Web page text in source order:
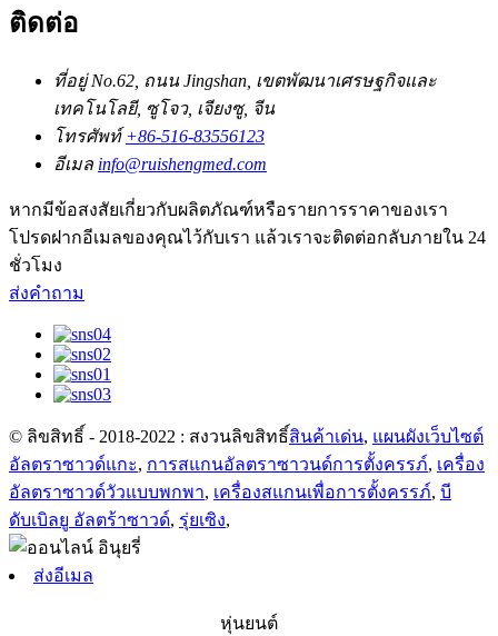
ติดต่อ
ที่อยู่ No.62, ถนน Jingshan, เขตพัฒนาเศรษฐกิจและ
เทคโนโลยี, ซูโจว, เจียงซู, จีน
โทรศัพท์ +86-516-83556123
อีเมล info@ruishengmed.com
หากมีข้อสงสัยเกี่ยวกับผลิตภัณฑ์หรือรายการราคาของเรา
โปรดฝากอีเมลของคุณไว้กับเรา แล้วเราจะติดต่อกลับภายใน 24
ชั่วโมง
ส่งคำถาม
© ลิขสิทธิ์ - 2018-2022 : สงวนลิขสิทธิ์สินค้าเด่น, แผนผังเว็บไซต์
อัลตราซาวด์แกะ, การสแกนอัลตราซาวนด์การตั้งครรภ์, เครื่อง
อัลตราซาวด์วัวแบบพกพา, เครื่องสแกนเพื่อการตั้งครรภ์, บี
ดับเบิลยู อัลตร้าซาวด์, รุ่ยเซิง,
ส่งอีเมล
หุ่นยนต์